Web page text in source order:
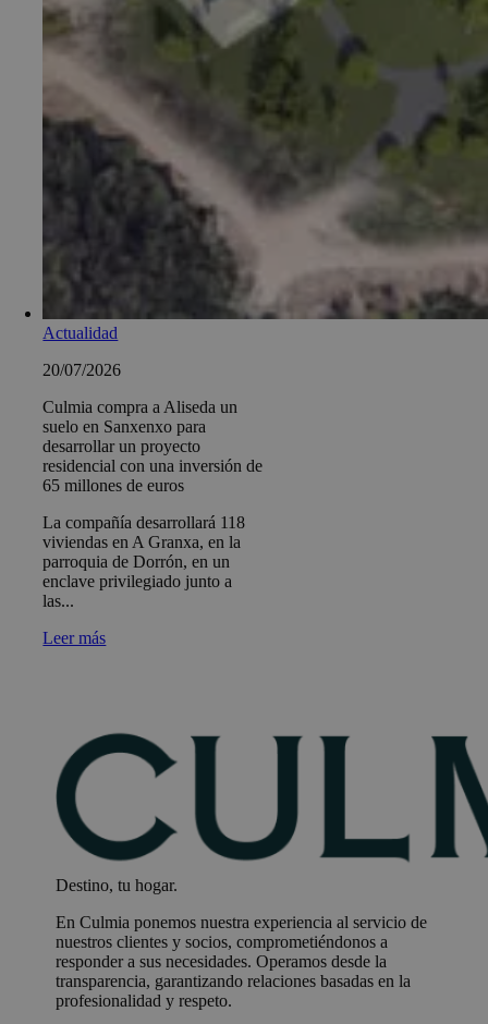
Actualidad
20/07/2026
Culmia compra a Aliseda un
suelo en Sanxenxo para
desarrollar un proyecto
residencial con una inversión de
65 millones de euros
La compañía desarrollará 118
viviendas en A Granxa, en la
parroquia de Dorrón, en un
enclave privilegiado junto a
las...
Leer más
Destino, tu hogar.
En Culmia ponemos nuestra experiencia al servicio de
nuestros clientes y socios, comprometiéndonos a
responder a sus necesidades. Operamos desde la
transparencia, garantizando relaciones basadas en la
profesionalidad y respeto.